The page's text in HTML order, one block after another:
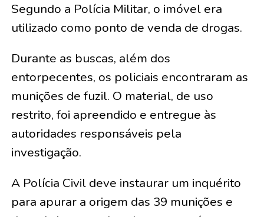
Segundo a Polícia Militar, o imóvel era
utilizado como ponto de venda de drogas.
Durante as buscas, além dos
entorpecentes, os policiais encontraram as
munições de fuzil. O material, de uso
restrito, foi apreendido e entregue às
autoridades responsáveis pela
investigação.
A Polícia Civil deve instaurar um inquérito
para apurar a origem das 39 munições e